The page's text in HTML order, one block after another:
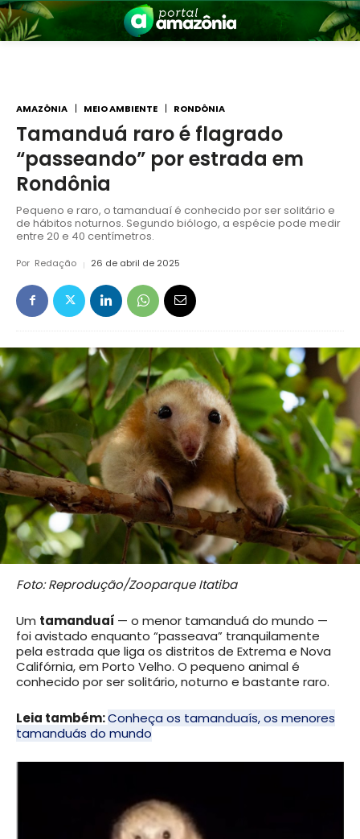
Amazônia
AMAZÔNIA MEIO AMBIENTE RONDÔNIA
Tamanduá raro é flagrado
“passeando” por estrada em
Rondônia
Pequeno e raro, o tamanduaí é conhecido por ser solitário e
de hábitos noturnos. Segundo biólogo, a espécie pode medir
entre 20 e 40 centímetros.
Por Redação 26 de abril de 2025
Foto: Reprodução/Zooparque Itatiba
Um tamanduaí — o menor tamanduá do mundo —
foi avistado enquanto “passeava” tranquilamente
pela estrada que liga os distritos de Extrema e Nova
Califórnia, em Porto Velho. O pequeno animal é
conhecido por ser solitário, noturno e bastante raro.
Leia também:Conheça os tamanduaís, os menores
tamanduás do mundo